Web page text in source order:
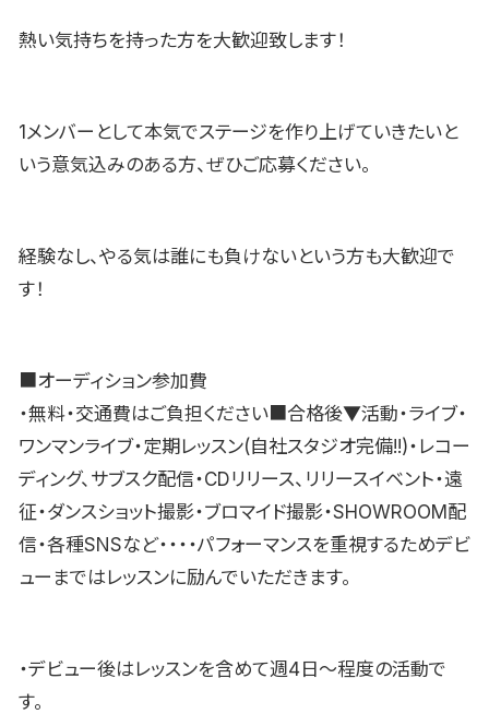
熱い気持ちを持った方を大歓迎致します！
1メンバーとして本気でステージを作り上げていきたいと
いう意気込みのある方、ぜひご応募ください。
経験なし、やる気は誰にも負けないという方も大歓迎で
す！
■オーディション参加費
・無料・交通費はご負担ください■合格後▼活動・ライブ・
ワンマンライブ・定期レッスン(自社スタジオ完備!!)・レコー
ディング、サブスク配信・CDリリース、リリースイベント・遠
征・ダンスショット撮影・ブロマイド撮影・SHOWROOM配
信・各種SNSなど・・・・パフォーマンスを重視するためデビ
ューまではレッスンに励んでいただきます。
・デビュー後はレッスンを含めて週4日〜程度の活動で
す。